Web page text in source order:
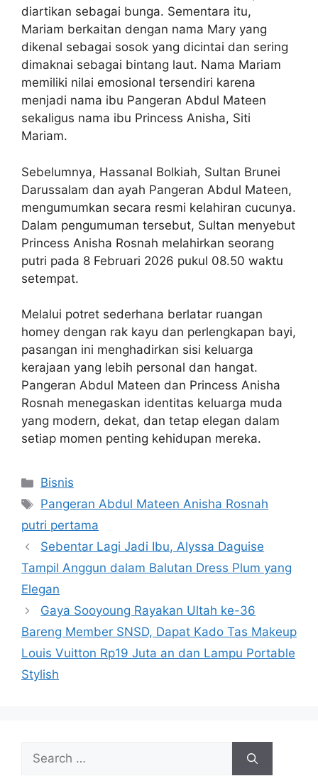
diartikan sebagai bunga. Sementara itu,
Mariam berkaitan dengan nama Mary yang
dikenal sebagai sosok yang dicintai dan sering
dimaknai sebagai bintang laut. Nama Mariam
memiliki nilai emosional tersendiri karena
menjadi nama ibu Pangeran Abdul Mateen
sekaligus nama ibu Princess Anisha, Siti
Mariam.
Sebelumnya, Hassanal Bolkiah, Sultan Brunei
Darussalam dan ayah Pangeran Abdul Mateen,
mengumumkan secara resmi kelahiran cucunya.
Dalam pengumuman tersebut, Sultan menyebut
Princess Anisha Rosnah melahirkan seorang
putri pada 8 Februari 2026 pukul 08.50 waktu
setempat.
Melalui potret sederhana berlatar ruangan
homey dengan rak kayu dan perlengkapan bayi,
pasangan ini menghadirkan sisi keluarga
kerajaan yang lebih personal dan hangat.
Pangeran Abdul Mateen dan Princess Anisha
Rosnah menegaskan identitas keluarga muda
yang modern, dekat, dan tetap elegan dalam
setiap momen penting kehidupan mereka.
Categories
Bisnis
Tags
Pangeran Abdul Mateen Anisha Rosnah
putri pertama
Sebentar Lagi Jadi Ibu, Alyssa Daguise
Tampil Anggun dalam Balutan Dress Plum yang
Elegan
Gaya Sooyoung Rayakan Ultah ke-36
Bareng Member SNSD, Dapat Kado Tas Makeup
Louis Vuitton Rp19 Juta an dan Lampu Portable
Stylish
Search
for: